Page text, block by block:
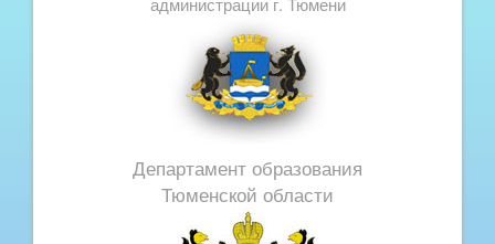
Департамент образования
Тюменской области